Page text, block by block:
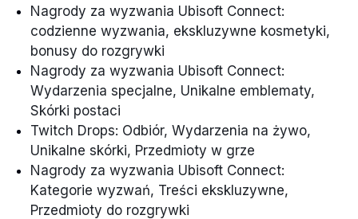
Nagrody za wyzwania Ubisoft Connect:
codzienne wyzwania, ekskluzywne kosmetyki,
bonusy do rozgrywki
Nagrody za wyzwania Ubisoft Connect:
Wydarzenia specjalne, Unikalne emblematy,
Skórki postaci
Twitch Drops: Odbiór, Wydarzenia na żywo,
Unikalne skórki, Przedmioty w grze
Nagrody za wyzwania Ubisoft Connect:
Kategorie wyzwań, Treści ekskluzywne,
Przedmioty do rozgrywki